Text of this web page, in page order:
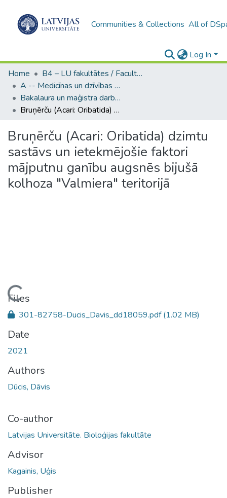
Communities & Collections All of
Log In
Home
B4 – LU fakultātes / Faculties of the UL
A -- Medicīnas un dzīvības zinātņu fakultāte / Faculty of Medicine and Life Sciences
Bakalaura un maģistra darbi (MDZF) / Bachelor's and Master's theses
Bruņērču (Acari: Oribatida) dzimtu sastāvs un ietekmējošie faktori mājputnu ganību augsnēs bijušā kolhoza "Valmiera" teritorijā
Bruņērču (Acari: Oribatida) dzimtu
sastāvs un ietekmējošie faktori
mājputnu ganību augsnēs bijušā
kolhoza "Valmiera" teritorijā
Loading...
Files
301-82758-Ducis_Davis_dd18059.pdf(1.02 MB)
Date
2021
Authors
Dūcis, Dāvis
Co-author
Latvijas Universitāte. Bioloģijas fakultāte
Advisor
Kagainis, Uģis
Publisher